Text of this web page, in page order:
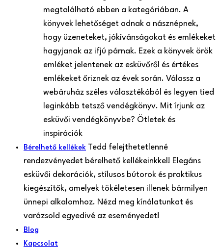
megtalálható ebben a kategóriában. A
könyvek lehetőséget adnak a násznépnek,
hogy üzeneteket, jókívánságokat és emlékeket
hagyjanak az ifjú párnak. Ezek a könyvek örök
emléket jelentenek az esküvőről és értékes
emlékeket őriznek az évek során. Válassz a
webáruház széles választékából és legyen tied
leginkább tetsző vendégkönyv. Mit írjunk az
esküvői vendégkönyvbe? Ötletek és
inspirációk
Bérelhető kellékek Tedd felejthetetlenné
rendezvényedet bérelhető kellékeinkkel! Elegáns
esküvői dekorációk, stílusos bútorok és praktikus
kiegészítők, amelyek tökéletesen illenek bármilyen
ünnepi alkalomhoz. Nézd meg kínálatunkat és
varázsold egyedivé az eseményedet!
Blog
Kapcsolat